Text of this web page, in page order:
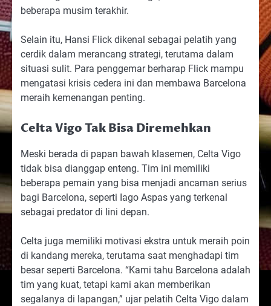
beberapa musim terakhir.
Selain itu, Hansi Flick dikenal sebagai pelatih yang
cerdik dalam merancang strategi, terutama dalam
situasi sulit. Para penggemar berharap Flick mampu
mengatasi krisis cedera ini dan membawa Barcelona
meraih kemenangan penting.
Celta Vigo Tak Bisa Diremehkan
Meski berada di papan bawah klasemen, Celta Vigo
tidak bisa dianggap enteng. Tim ini memiliki
beberapa pemain yang bisa menjadi ancaman serius
bagi Barcelona, seperti Iago Aspas yang terkenal
sebagai predator di lini depan.
Celta juga memiliki motivasi ekstra untuk meraih poin
di kandang mereka, terutama saat menghadapi tim
besar seperti Barcelona. “Kami tahu Barcelona adalah
tim yang kuat, tetapi kami akan memberikan
segalanya di lapangan,” ujar pelatih Celta Vigo dalam